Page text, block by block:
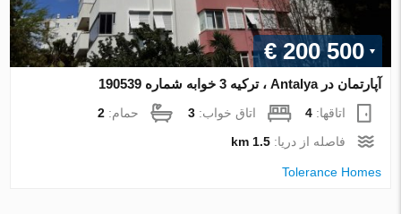
€ 200 500
آپارتمان در Antalya ، ترکیه 3 خوابه شماره 190539
اتاقها:4 اتاق خواب:3 حمام:2
فاصله از دریا:1.5 km
Tolerance Homes